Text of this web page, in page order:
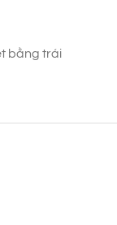
bằng trái